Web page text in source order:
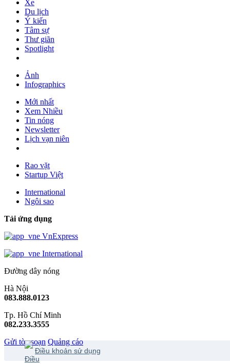
Xe
Du lịch
Ý kiến
Tâm sự
Thư giãn
Spotlight
Ảnh
Infographics
Mới nhất
Xem Nhiều
Tin nóng
Newsletter
Lịch vạn niên
Rao vặt
Startup Việt
International
Ngôi sao
Tải ứng dụng
VnExpress
International
Đường dây nóng
Hà Nội
083.888.0123
Tp. Hồ Chí Minh
082.233.3555
Gửi tòa soạn Quảng cáo
Điều khoản sử dụng